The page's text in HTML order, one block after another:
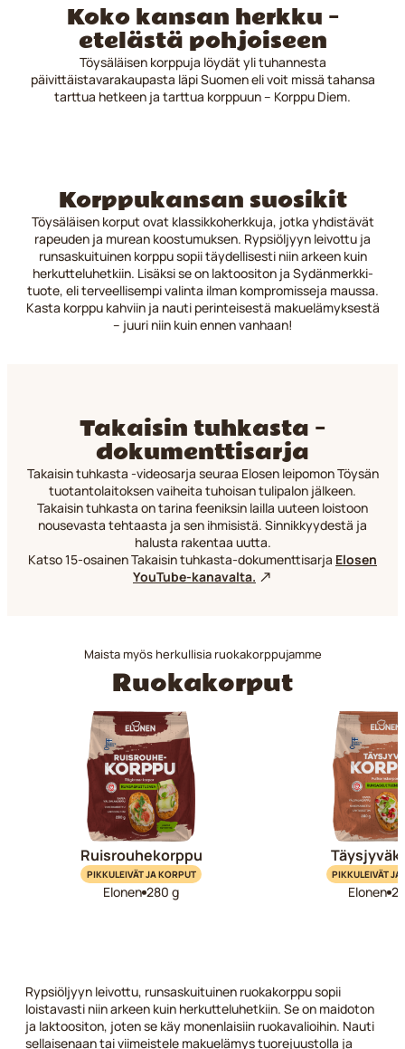
Koko kansan herkku –
etelästä pohjoiseen
Töysäläisen korppuja löydät yli tuhannesta
päivittäistavarakaupasta läpi Suomen eli voit missä tahansa
tarttua hetkeen ja tarttua korppuun – Korppu Diem.
Korppukansan suosikit
Töysäläisen korput ovat klassikkoherkkuja, jotka yhdistävät
rapeuden ja murean koostumuksen. Rypsiöljyyn leivottu ja
runsaskuituinen korppu sopii täydellisesti niin arkeen kuin
herkutteluhetkiin. Lisäksi se on laktoositon ja Sydänmerkki-
tuote, eli terveellisempi valinta ilman kompromisseja maussa.
Kasta korppu kahviin ja nauti perinteisestä makuelämyksestä
– juuri niin kuin ennen vanhaan!
Takaisin tuhkasta –
dokumenttisarja
Takaisin tuhkasta -videosarja seuraa Elosen leipomon Töysän
tuotantolaitoksen vaiheita tuhoisan tulipalon jälkeen.
Takaisin tuhkasta on tarina feeniksin lailla uuteen loistoon
nousevasta tehtaasta ja sen ihmisistä. Sinnikkyydestä ja
halusta rakentaa uutta.
Katso 15-osainen Takaisin tuhkasta-dokumenttisarja Elosen
YouTube-kanavalta.
Maista myös herkullisia ruokakorppujamme
Ruokakorput
Ruisrouhekorppu
PIKKULEIVÄT JA KORPUT
Elonen 280 g
PIKKULEIVÄT JA
Elonen
Rypsiöljyyn leivottu, runsaskuituinen ruokakorppu sopii
loistavasti niin arkeen kuin herkutteluhetkiin. Se on maidoton
ja laktoositon, joten se käy monenlaisiin ruokavalioihin. Nauti
sellaisenaan tai viimeistele makuelämys tuorejuustolla ja